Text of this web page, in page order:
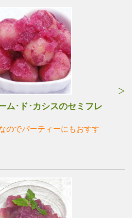
ム･ド･カシスのセミフレ
のでパーティーにもおすす